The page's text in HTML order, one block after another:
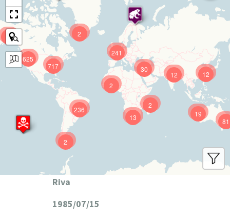
625
241
12
717
81
236 19
12
13
30
9
2
2
2
2
Riva
1985/07/15